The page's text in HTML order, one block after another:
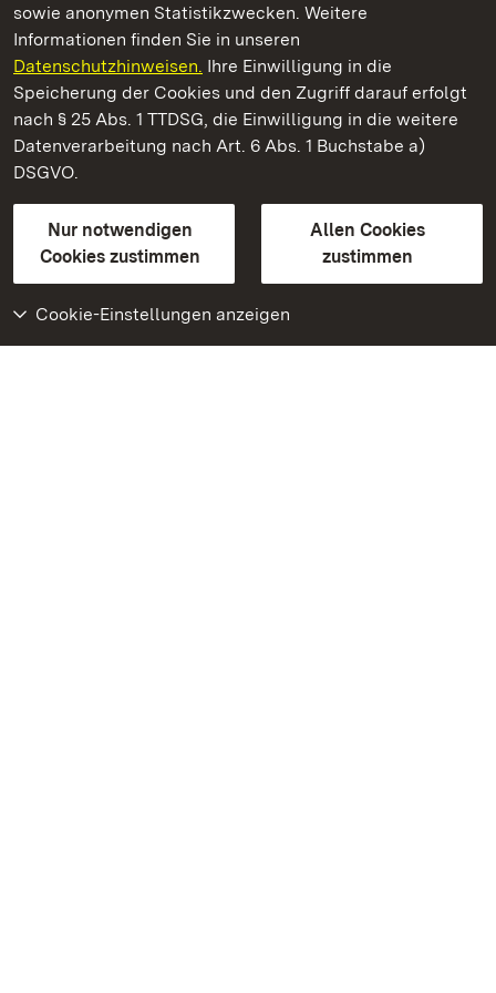
sowie anonymen Statistikzwecken. Weitere
Informationen finden Sie in unseren
Datenschutzhinweisen. Ihre Einwilligung in die
Speicherung der Cookies und den Zugriff darauf erfolgt
nach § 25 Abs. 1 TTDSG, die Einwilligung in die weitere
Datenverarbeitung nach Art. 6 Abs. 1 Buchstabe a)
DSGVO.
Nur notwendigen
Cookies zustimmen
Allen Cookies
zustimmen
Cookie-Einstellungen anzeigen
Staatliche Schlösser und Gärten Baden‑Württemberg
Staatliche Schlösser und Gärten Baden-Württemberg
Kontakt
GebärdenspracheLeichte Sprache
Erklärung zur Barrierefreiheit
BITV-konform (geprüfte Seiten)
Weiteres